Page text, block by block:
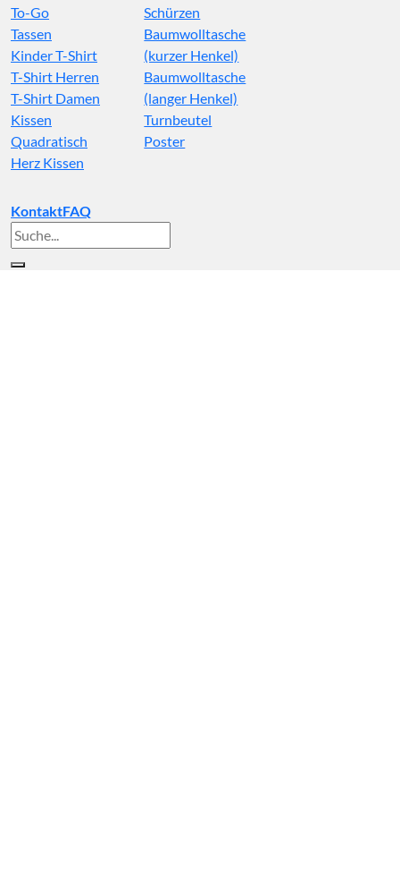
To-Go
Schürzen
Tassen
Kinder T-Shirt
T-Shirt Herren
T-Shirt Damen
Kissen
Quadratisch
Herz Kissen
Baumwolltasche
(kurzer Henkel)
Baumwolltasche
(langer Henkel)
Turnbeutel
Poster
KontaktFAQ
Suche
nach: